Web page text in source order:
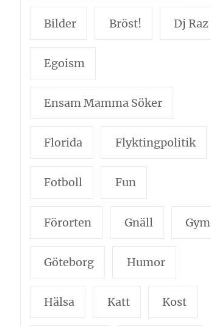
Bilder Bröst! Dj Raz
Egoism
Ensam Mamma Söker
Florida Flyktingpolitik
Fotboll Fun
Förorten Gnäll Gym
Göteborg Humor
Hälsa Katt Kost